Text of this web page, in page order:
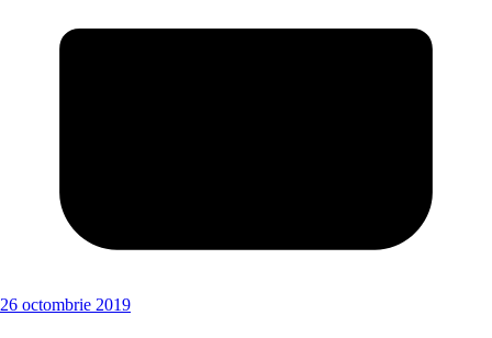
26 octombrie 2019